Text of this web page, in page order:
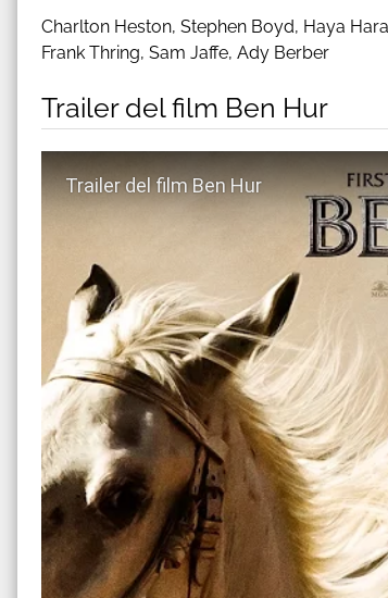
Charlton Heston, Stephen Boyd, Haya
Frank Thring, Sam Jaffe, Ady Berber
Trailer del film Ben Hur
Guarda trailer del film Ben Hur